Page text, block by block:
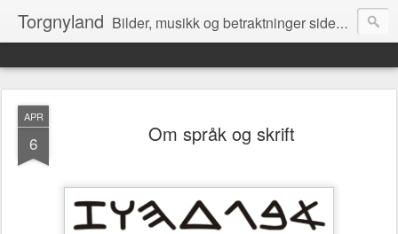
Torgnyland Bilder, musikk og betraktninger siden 2008
APR
6 Om språk og skrift